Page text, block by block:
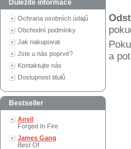
Důležité informace
Ochrana osobních údajů
Obchodní podmínky
Jak nakupovat
Jste u nás poprvé?
Kontaktujte nás
Dostupnost titulů
Bestseller
Anvil
Forged In Fire
James Gang
Best Of
a